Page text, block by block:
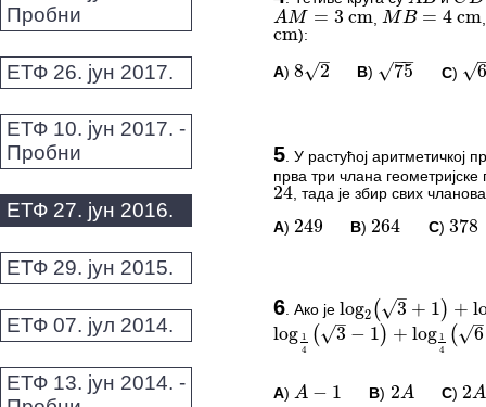
Пробни
ЕТФ 26. јун 2017.
ЕТФ 10. јун 2017. -
Пробни
ЕТФ 27. јун 2016.
ЕТФ 29. јун 2015.
ЕТФ 07. јул 2014.
ЕТФ 13. јун 2014. -
Овај задатак нема
*Морате бити логовани
AM=3 cm ,MB=4 cm
cm ):
A)
8 –
√
82 B)
75
−−
√
75 C)
65
−−
√
65
Овај задатак нема
*Морате бити логовани
5 У растућој аритметичкој
прва три члана геометријске
24
24, тада је збир свих
A)
249
249 B)
264
264 C)
378
378
Овај задатак нема
6 Ако је log2(3+1) +log2 ( 6−2)
log14 ( 3−1) +log1 4(6 +2)
A)
A − 1
A− 1 B)
2A
2A C)
2A −
2A